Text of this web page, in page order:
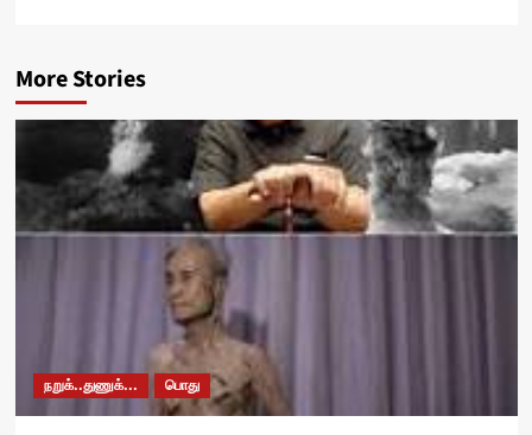
More Stories
நறுக்..துணுக்... பொது